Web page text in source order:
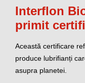
Interflon
primit
Această certificare
produce lubrifianți
asupra planetei.